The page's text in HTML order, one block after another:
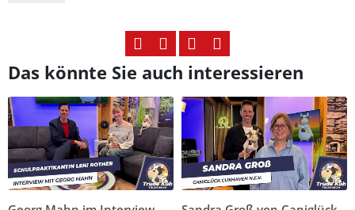
Das könnte Sie auch interessieren